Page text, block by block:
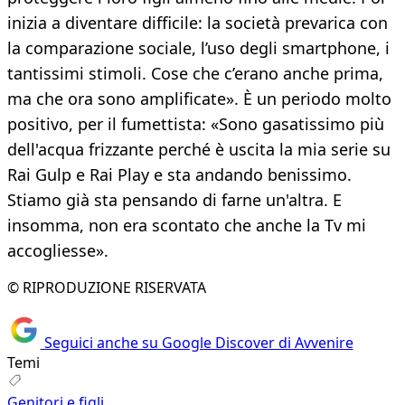
inizia a diventare difficile: la società prevarica con
la comparazione sociale, l’uso degli smartphone, i
tantissimi stimoli. Cose che c’erano anche prima,
ma che ora sono amplificate». È un periodo molto
positivo, per il fumettista: «Sono gasatissimo più
dell'acqua frizzante perché è uscita la mia serie su
Rai Gulp e Rai Play e sta andando benissimo.
Stiamo già sta pensando di farne un'altra. E
insomma, non era scontato che anche la Tv mi
accogliesse».
© RIPRODUZIONE RISERVATA
Seguici anche su Google Discover di Avvenire
Temi